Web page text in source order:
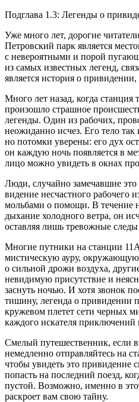
Подглава 1.3: Легенды о
Уже много лет, дорогие
Петровский парк является
с невероятными и порой
из самых известных легенд,
является история о
Много лет назад, когда станция
произошло страшное
легенды. Один из рабочих,
неожиданно исчез. Его тело
но потомки уверены: его дух
он каждую ночь появляется в
лицо можно увидеть в окнах
Люди, случайно замечавшие это
видение несчастного рабочего
мольбами о помощи. В течение
дыхание холодного ветра, он
оставляя лишь тревожные
Многие путники на станции
мистическую ауру,
о сильной дрожи воздуха,
невидимую присутствие и
заснуть ночью. И хотя звонок
тишину, легенда о привидении
кружевом плетет сети черных
каждого искателя приключений
Смелый путешественник, если
немедленно отправляйтесь на
чтобы увидеть это привидение
попасть на последний поезд,
пустой. Возможно, именно в
раскроет вам свою тайну.